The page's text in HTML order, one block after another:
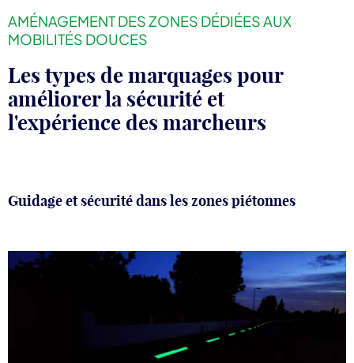
AMÉNAGEMENT DES ZONES DÉDIÉES AUX
MOBILITÉS DOUCES
Les types de marquages pour
améliorer la sécurité et
l'expérience des marcheurs
Guidage et sécurité dans les zones piétonnes